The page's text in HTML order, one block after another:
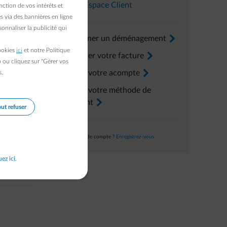
Dans l’ Espace Client
Renseigner un déménagement arrow-right
Consulter votre facture arrow-right
Ajuster votre acompte arrow-right
Ajuster votre méthode de
paiement arrow-right
Pas encore de compte ? Enregistrez-vous
de vos intérêts et
via des bannières en ligne
la publicité qui
ici et notre Politique
ou cliquez sur "Gérer vos
refuser
ici.